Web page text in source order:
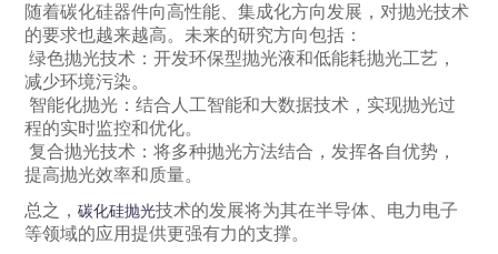
随着碳化硅器件向高性能、集成化方向发展，对抛光技术
的要求也越来越高。未来的研究方向包括：
绿色抛光技术：开发环保型抛光液和低能耗抛光工艺，
减少环境污染。
智能化抛光：结合人工智能和大数据技术，实现抛光过
程的实时监控和优化。
复合抛光技术：将多种抛光方法结合，发挥各自优势，
提高抛光效率和质量。
总之，碳化硅抛光技术的发展将为其在半导体、电力电子
等领域的应用提供更强有力的支撑。